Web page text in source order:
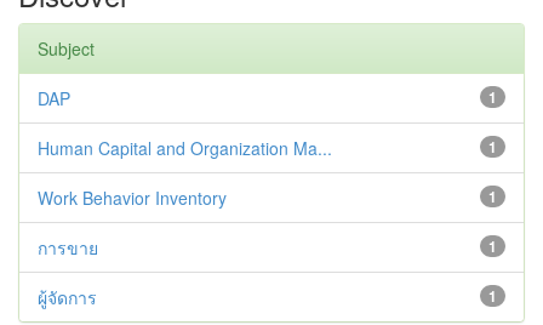
Subject
1
DAP
1
Human Capital and Organization Ma...
1
Work Behavior Inventory
1
การขาย
1
ผู้จัดการ